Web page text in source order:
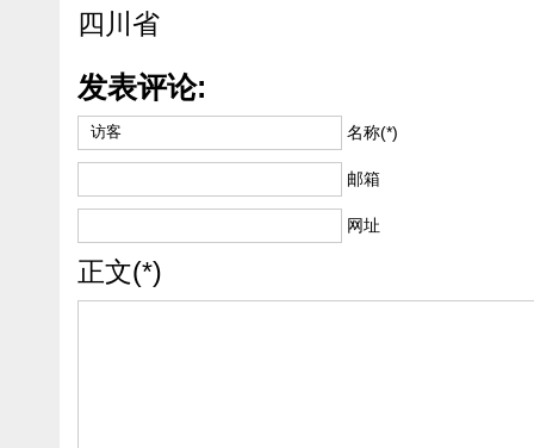
四川省
发表评论:
名称(*)
邮箱
网址
正文(*)